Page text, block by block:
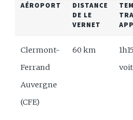
AÉROPORT
DISTANCE
DE LE
VERNET
Clermont-
Ferrand
Auvergne
(CFE)
60 km